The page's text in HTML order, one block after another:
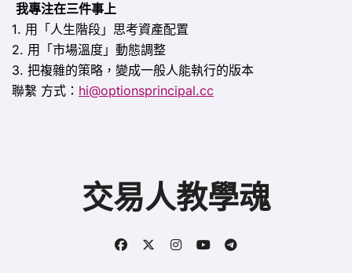
我專注在三件事上
1. 用「人生階段」思考資產配置
2. 用「市場溫度」動態調整
3. 把複雜的策略，變成一般人能執行的版本
聯繫 方式： hi@optionsprincipal.cc
交易人教學魂